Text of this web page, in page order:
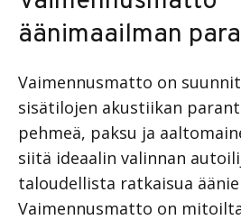
äänimaailman
Vaimennusmatto on
sisätilojen akustiikan
pehmeä, paksu ja
siitä ideaalin valinnan
taloudellista ratkaisua
Vaimennusmatto on